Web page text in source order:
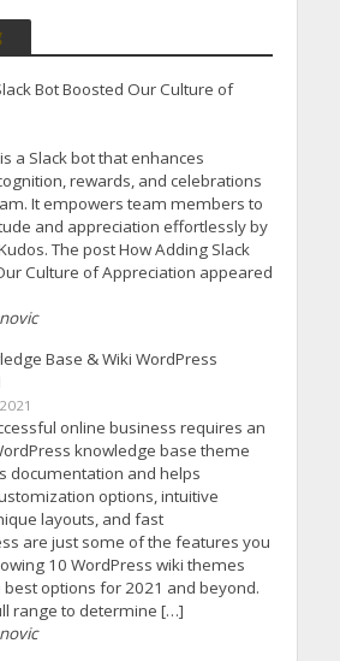
Bot Boosted Our Culture of
a Slack bot that enhances
rewards, and celebrations
It empowers team members to
and appreciation effortlessly by
The post How Adding Slack
Culture of Appreciation appeared
Base & Wiki WordPress
online business requires an
knowledge base theme
documentation and helps
options, intuitive
layouts, and fast
are just some of the features you
10 WordPress wiki themes
options for 2021 and beyond.
range to determine […]